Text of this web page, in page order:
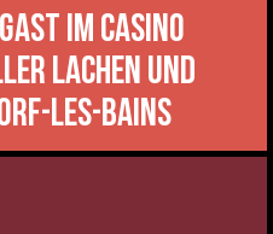
im CASINO
Lachen und
les-Bains